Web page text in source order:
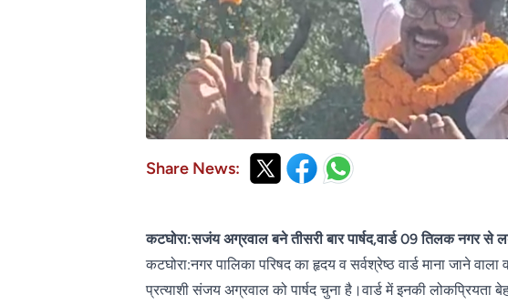
Share News:
कटघोरा:सजंय अग्रवाल बने तीसरी बार पार्षद,वार्ड 09 तिलक नगर से
कटघोरा:नगर पालिका परिषद का हृदय व सर्वश्रेष्ठ वार्ड माना जाने
प्रत्याशी संजय अग्रवाल को पार्षद चुना है।वार्ड में इनकी